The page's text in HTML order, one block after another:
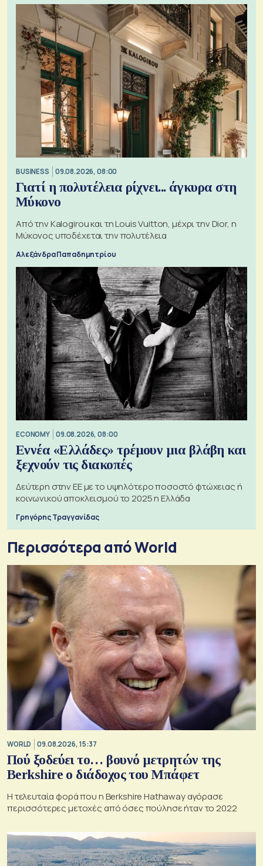
BUSINESS 09.08.2026, 08:00
Γιατί η πολυτέλεια ρίχνει... άγκυρα στη
Μύκονο
Από την Kalogirou και τη Louis Vuitton, μέχρι την Dior, η
Μύκονος υποδέχεται την πολυτέλεια
Αλεξάνδρα Παπαδημητρίου
ECONOMY 09.08.2026, 08:00
Εννέα «Ελλάδες» τρέμουν μια βλάβη και
ξεχνούν τις διακοπές
Δεύτερη στην ΕΕ με το υψηλότερο ποσοστό φτώχειας ή
κοινωνικού αποκλεισμού το 2025 η Ελλάδα
Γρηγόρης Τραγγανίδας
Περισσότερα από World
WORLD 09.08.2026, 15:37
Πού ξοδεύει το… βουνό μετρητών της
Berkshire ο διάδοχος του Μπάφετ
Η τελευταία φορά που η Berkshire Hathaway αγόρασε
περισσότερες μετοχές από όσες πούλησε ήταν το 2022